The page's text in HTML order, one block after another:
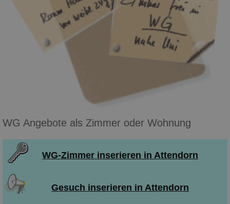
WG Angebote als Zimmer oder Wohnung
WG-Zimmer inserieren in Attendorn
Gesuch inserieren in Attendorn